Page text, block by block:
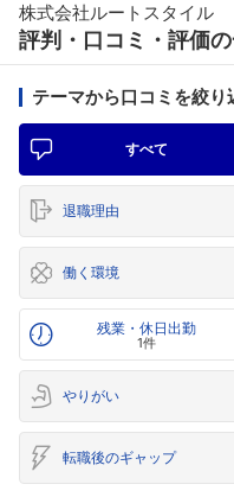
株式会社ルートスタイル
評判・口コミ・評価
テーマから口コミを絞り
すべて
退職理由
働く環境
残業・休日出勤
1件
やりがい
転職後のギャップ